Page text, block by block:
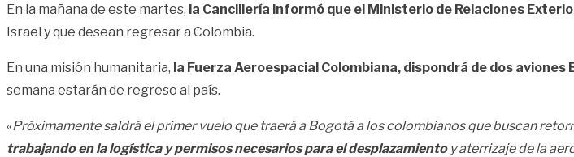
En la mañana de este martes, la Cancillería informó que el Ministerio de Relaciones
Israel y que desean regresar a Colombia.
En una misión humanitaria, la Fuerza Aeroespacial Colombiana, dispondrá de dos aviones
semana estarán de regreso al país.
«Próximamente saldrá el primer vuelo que traerá a Bogotá a los colombianos que buscan
trabajando en la logística y permisos necesarios para el desplazamientoy aterrizaje de la